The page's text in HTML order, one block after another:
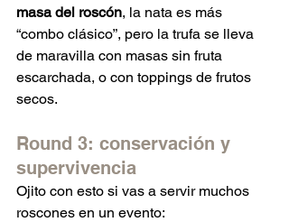
masa del roscón, la nata es más
“combo clásico”, pero la trufa se lleva
de maravilla con masas sin fruta
escarchada, o con toppings de frutos
secos.
Round 3: conservación y
supervivencia
Ojito con esto si vas a servir muchos
roscones en un evento: